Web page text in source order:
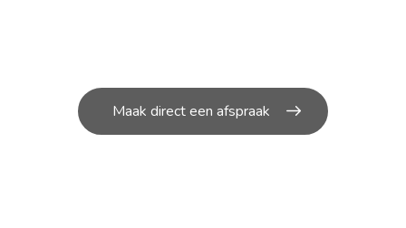
Maak direct een afspraak